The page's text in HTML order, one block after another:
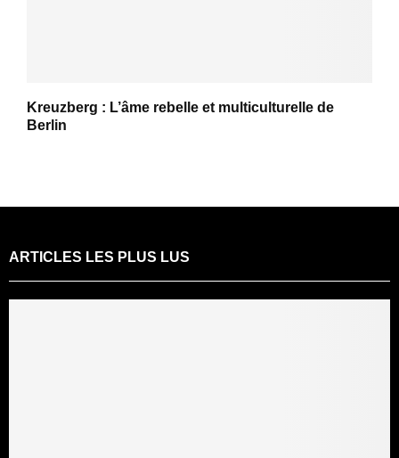
Kreuzberg : L’âme rebelle et multiculturelle de
Berlin
ARTICLES LES PLUS LUS